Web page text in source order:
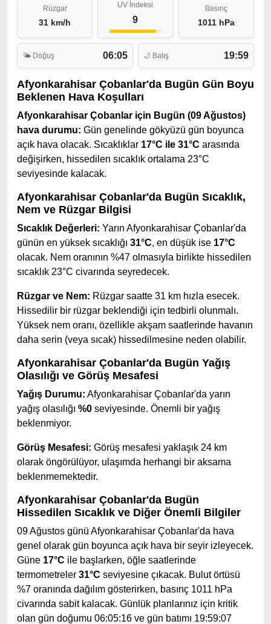
Rüzgar
31 km/h
UV İndeksi
9
Basınç
1011 hPa
🌤 Doğuş 06:05 🌙 Batış 19:59
Afyonkarahisar Çobanlar'da Bugün Gün Boyu
Beklenen Hava Koşulları
Afyonkarahisar Çobanlar için Bugün (09 Ağustos)
hava durumu: Gün genelinde gökyüzü gün boyunca
açık hava olacak. Sıcaklıklar 17°C ile 31°C arasında
değişirken, hissedilen sıcaklık ortalama 23°C
seviyesinde kalacak.
Afyonkarahisar Çobanlar'da Bugün Sıcaklık,
Nem ve Rüzgar Bilgisi
Sıcaklık Değerleri: Yarın Afyonkarahisar Çobanlar'da
günün en yüksek sıcaklığı 31°C, en düşük ise 17°C
olacak. Nem oranının %47 olmasıyla birlikte hissedilen
sıcaklık 23°C civarında seyredecek.
Rüzgar ve Nem: Rüzgar saatte 31 km hızla esecek.
Hissedilir bir rüzgar beklendiği için tedbirli olunmalı.
Yüksek nem oranı, özellikle akşam saatlerinde havanın
daha serin (veya sıcak) hissedilmesine neden olabilir.
Afyonkarahisar Çobanlar'da Bugün Yağış
Olasılığı ve Görüş Mesafesi
Yağış Durumu: Afyonkarahisar Çobanlar'da yarın
yağış olasılığı %0 seviyesinde. Önemli bir yağış
beklenmiyor.
Görüş Mesafesi: Görüş mesafesi yaklaşık 24 km
olarak öngörülüyor, ulaşımda herhangi bir aksama
beklenmemektedir.
Afyonkarahisar Çobanlar'da Bugün
Hissedilen Sıcaklık ve Diğer Önemli Bilgiler
09 Ağustos günü Afyonkarahisar Çobanlar'da hava
genel olarak gün boyunca açık hava bir seyir izleyecek.
Güne 17°C ile başlarken, öğle saatlerinde
termometreler 31°C seviyesine çıkacak. Bulut örtüsü
%7 oranında dağılım gösterirken, basınç 1011 hPa
civarında sabit kalacak. Günlük planlarınız için kritik
olan gün doğumu 06:05:16 ve gün batımı 19:59:07